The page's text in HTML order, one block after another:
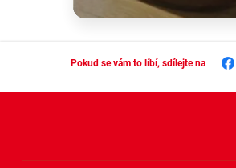
Pokud se vám to líbí, sdílejte na